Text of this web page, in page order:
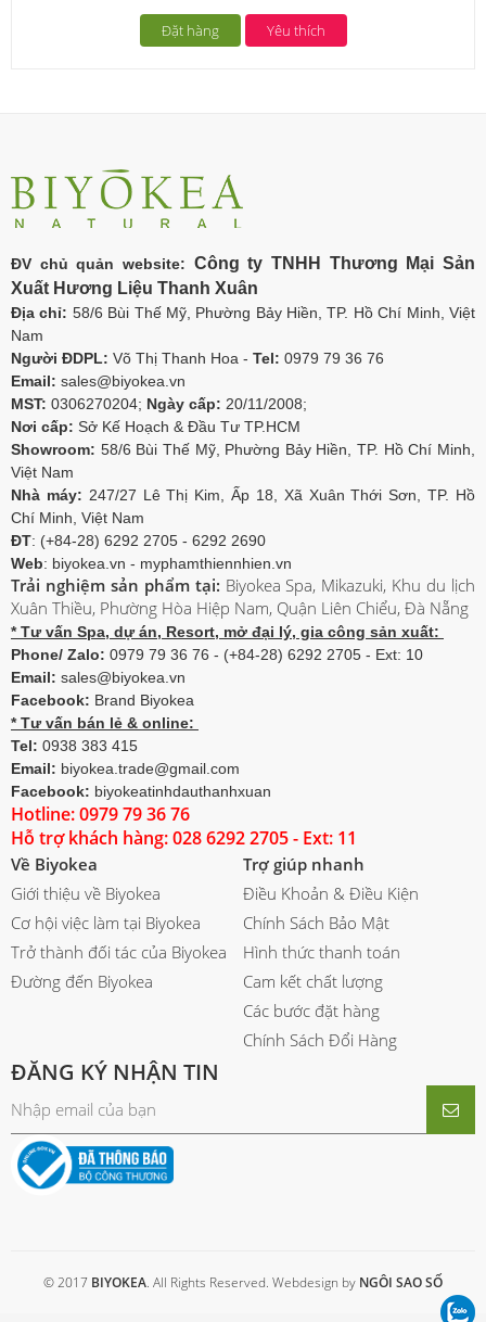
Đặt hàng Yêu thích
ĐV chủ quản website: Công ty TNHH Thương Mại Sản
Xuất Hương Liệu Thanh Xuân
Địa chỉ: 58/6 Bùi Thế Mỹ, Phường Bảy Hiền, TP. Hồ Chí Minh, Việt
Nam
Người ĐDPL: Võ Thị Thanh Hoa - Tel: 0979 79 36 76
Email: sales@biyokea.vn
MST: 0306270204; Ngày cấp: 20/11/2008;
Nơi cấp: Sở Kế Hoạch & Đầu Tư TP.HCM
Showroom: 58/6 Bùi Thế Mỹ, Phường Bảy Hiền, TP. Hồ Chí Minh,
Việt Nam
Nhà máy: 247/27 Lê Thị Kim, Ấp 18, Xã Xuân Thới Sơn, TP. Hồ
Chí Minh, Việt Nam
ĐT: (+84-28) 6292 2705 - 6292 2690
Web: biyokea.vn - myphamthiennhien.vn
Trải nghiệm sản phẩm tại: Biyokea Spa, Mikazuki, Khu du lịch
Xuân Thiều, Phường Hòa Hiệp Nam, Quận Liên Chiểu, Đà Nẵng
* Tư vấn Spa, dự án, Resort, mở đại lý, gia công sản xuất:
Phone/ Zalo: 0979 79 36 76 - (+84-28) 6292 2705 - Ext: 10
Email: sales@biyokea.vn
Facebook: Brand Biyokea
* Tư vấn bán lẻ & online:
Tel: 0938 383 415
Email: biyokea.trade@gmail.com
Facebook: biyokeatinhdauthanhxuan
Hotline: 0979 79 36 76
Hỗ trợ khách hàng: 028 6292 2705 - Ext: 11
Về Biyokea
Giới thiệu về Biyokea
Cơ hội việc làm tại Biyokea
Trở thành đối tác của Biyokea
Đường đến Biyokea
Trợ giúp nhanh
Điều Khoản & Điều Kiện
Chính Sách Bảo Mật
Hình thức thanh toán
Cam kết chất lượng
Các bước đặt hàng
Chính Sách Đổi Hàng
ĐĂNG KÝ NHẬN TIN
© 2017 BIYOKEA. All Rights Reserved. Webdesign by NGÔI SAO SỐ